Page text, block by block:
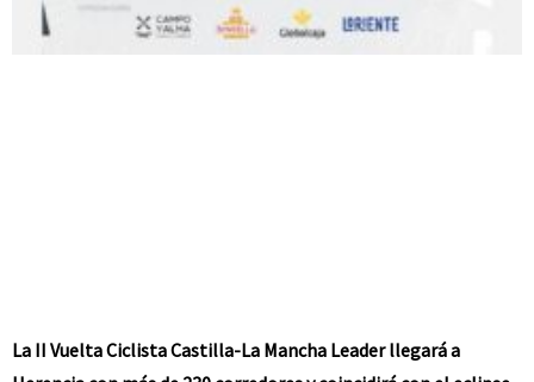
La II Vuelta Ciclista Castilla-La Mancha Leader llegará a